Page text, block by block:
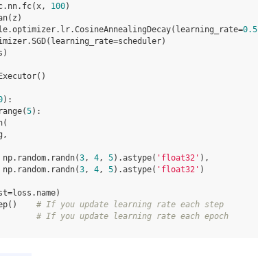
. nn. fc(x, 100)
( z )
.optimizer. lr.CosineAnnealingDecay( learning_rate=0.5
.SGD( learning_rate=scheduler)
)
Executor()
):
range(5):
(
,
np. random. randn(3, 4, 5) .astype( 'float32' ),
np. random. randn(3, 4, 5) .astype( 'float32' )
=loss . name)
()
# If you update learning rate each step
# If you update learning rate each epoch